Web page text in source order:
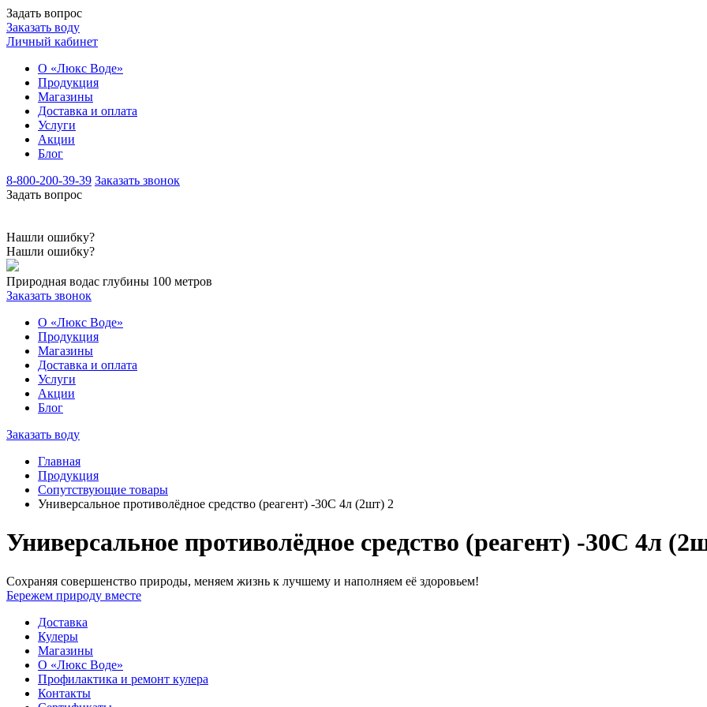
Задать вопрос
Заказать воду
Личный кабинет
О «Люкс Воде»
Продукция
Магазины
Доставка и оплата
Услуги
Акции
Блог
8-800-200-39-39 Заказать звонок
Задать вопрос
Нашли ошибку?
Нашли ошибку?
Природная водас глубины 100 метров
Заказать звонок
О «Люкс Воде»
Продукция
Магазины
Доставка и оплата
Услуги
Акции
Блог
Заказать воду
Главная
Продукция
Сопутствующие товары
Универсальное противолёдное средство (реагент) -30С 4л (2шт) 2
Универсальное противолёдное средство (реагент) -30С 4л
Сохраняя совершенство природы, меняем жизнь к лучшему и наполняем её здоровьем!
Бережем природу вместе
Доставка
Кулеры
Магазины
О «Люкс Воде»
Профилактика и ремонт кулера
Контакты